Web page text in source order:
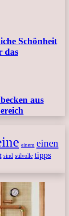
Schönheit
das
aus
einem einen
sind stilvolle tipps